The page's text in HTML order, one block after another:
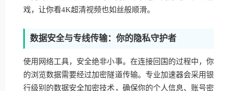
戏，让你看4K超清视频也如丝般顺滑。
数据安全与专线传输：你的隐私守护者
使用网络工具，安全绝非小事。在连接回国的过程中，你
的浏览数据需要经过加密隧道传输。专业加速器会采用银
行级别的数据安全加密技术，确保你的个人信息、账号密